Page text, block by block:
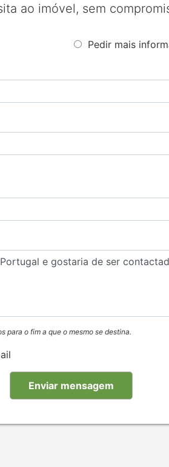
ao imóvel, sem
Pedir mais
para o fim a que o mesmo se destina.